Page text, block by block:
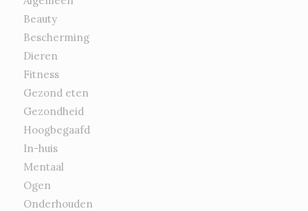
Beauty
Bescherming
Dieren
Fitness
Gezond eten
Gezondheid
Hoogbegaafd
In-huis
Mentaal
Ogen
Onderhouden